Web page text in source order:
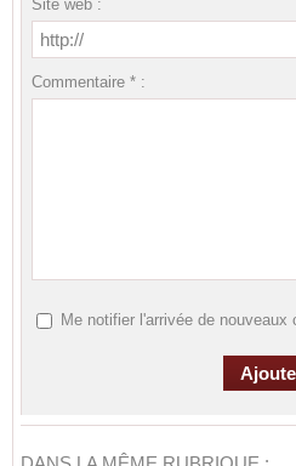
Site web :
Commentaire * :
Me notifier l'arrivée de nouveaux